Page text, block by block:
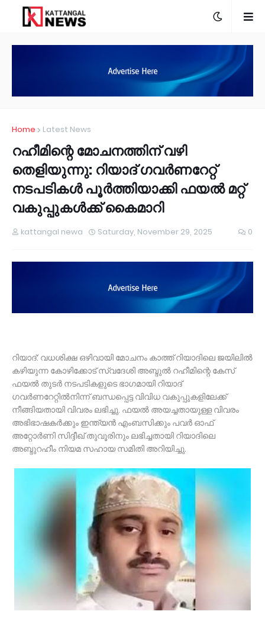
Home Latest News
റഹീമിന്റെ മോചനത്തിന് വഴി
തെളിയുന്നു: റിയാദ് ഗവർണറേറ്റ്
നടപടികൾ പൂർത്തിയാക്കി ഫയൽ മറ്റ്
വകുപ്പുകൾക്ക് കൈമാറി
kattangal newa Saturday, November 29, 2025 0
റിയാദ്: വധശിക്ഷ ഒഴിവായി മോചനം കാത്ത് റിയാദിലെ ജയിലിൽ
കഴിയുന്ന കോഴിക്കോട് സ്വദേശി അബ്ദുൽ റഹീമിന്റെ കേസ്
ഫയൽ തുടർ നടപടികളുടെ ഭാഗമായി റിയാദ്
ഗവർണറേറ്റിൽനിന്ന് ബന്ധപ്പെട്ട വിവിധ വകുപ്പുകളിലേക്ക്
നീങ്ങിയതായി വിവരം ലഭിച്ചു. ഫയൽ അയച്ചതായുള്ള വിവരം
അഭിഭാഷകർക്കും ഇന്ത്യൻ എംബസിക്കും പവർ ഓഫ്
അറ്റോർണി സിദ്ദീഖ് തുവൂരിനും ലഭിച്ചതായി റിയാദിലെ
അബ്ദുറഹീം നിയമ സഹായ സമിതി അറിയിച്ചു.